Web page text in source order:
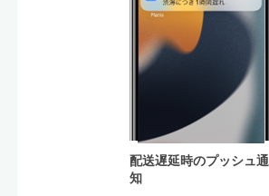
配送遅延時のプッシュ通
知